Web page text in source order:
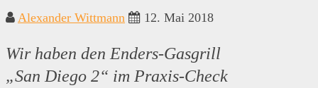
Alexander Wittmann 12. Mai 2018
Wir haben den Enders-Gasgrill
„San Diego 2“ im Praxis-Check